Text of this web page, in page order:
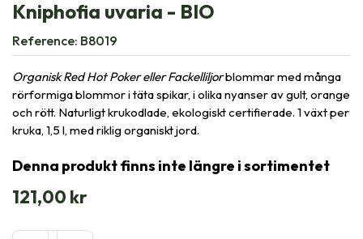
Kniphofia uvaria - BIO
Reference: B8019
Organisk Red Hot Poker eller Fackelliljorblommar med många
rörformiga blommor i täta spikar, i olika nyanser av gult, orange
och rött. Naturligt krukodlade, ekologiskt certifierade. 1 växt per
kruka, 1,5 l, med riklig organiskt jord.
Denna produkt finns inte längre i sortimentet
121,00 kr